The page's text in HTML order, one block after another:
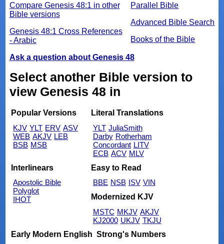
Parallel Bible
Advanced Bible Search
Books of the Bible
Compare Genesis 48:1 in other
Bible versions
Genesis 48:1 Cross References
- Arabic
Ask a question about Genesis 48
Select another Bible version to
view Genesis 48 in
Popular Versions
KJV YLT ERV ASV
WEB AKJV LEB
BSB MSB
Literal Translations
YLT JuliaSmith
Darby Rotherham
Concordant LITV
ECB ACV MLV
Interlinears
Apostolic Bible
Polyglot
IHOT
Easy to Read
BBE NSB ISV VIN
Modernized KJV
MSTC MKJV AKJV
KJ2000 UKJV TKJU
Early Modern English Strong's Numbers